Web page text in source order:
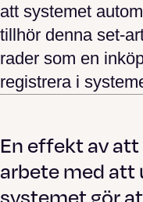
att systemet
tillhör denna set-
rader som en
registrera i
En effekt av
arbete med att
systemet gör